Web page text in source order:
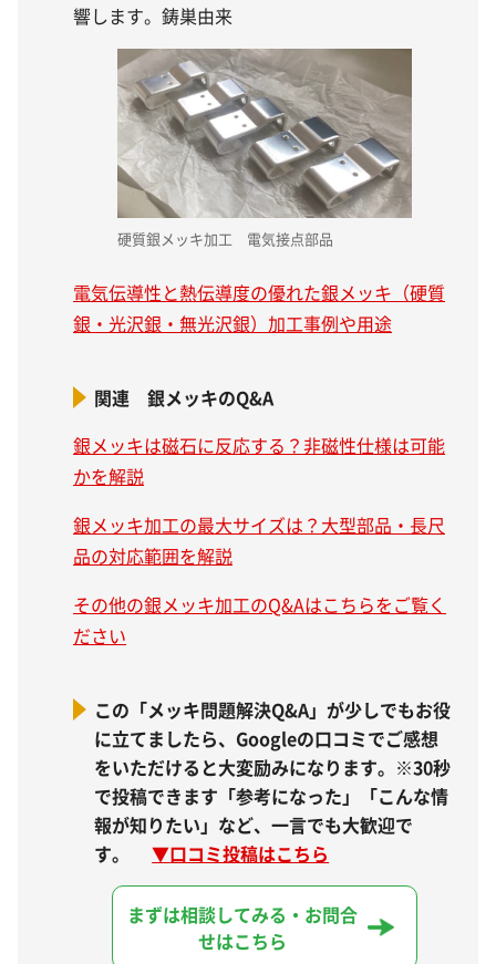
響します。鋳巣由来
硬質銀メッキ加工 電気接点部品
電気伝導性と熱伝導度の優れた銀メッキ（硬質
銀・光沢銀・無光沢銀）加工事例や用途
関連 銀メッキのQ&A
銀メッキは磁石に反応する？非磁性仕様は可能
かを解説
銀メッキ加工の最大サイズは？大型部品・長尺
品の対応範囲を解説
その他の銀メッキ加工のQ&Aはこちらをご覧く
ださい
この「メッキ問題解決Q&A」が少しでもお役
に立てましたら、Googleの口コミでご感想
をいただけると大変励みになります。※30秒
で投稿できます「参考になった」「こんな情
報が知りたい」など、一言でも大歓迎で
す。▼口コミ投稿はこちら
まずは相談してみる・お問合
せはこちら